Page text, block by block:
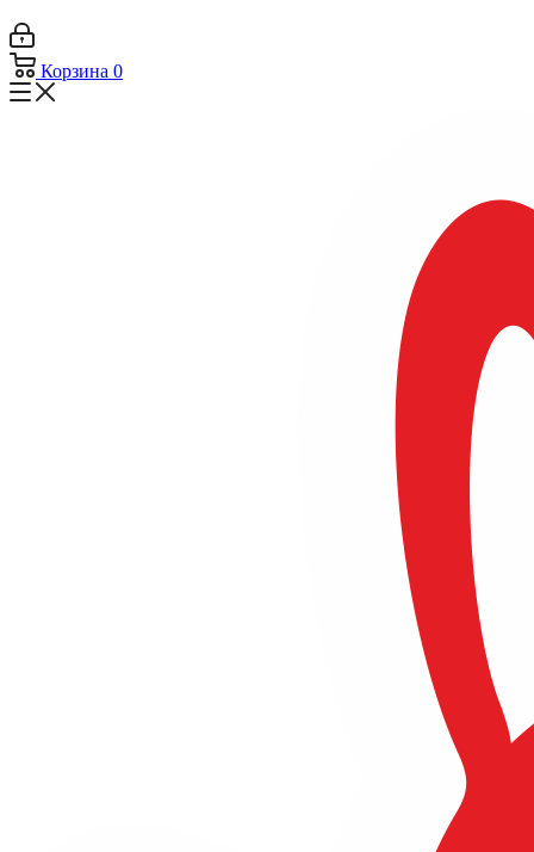
Корзина 0